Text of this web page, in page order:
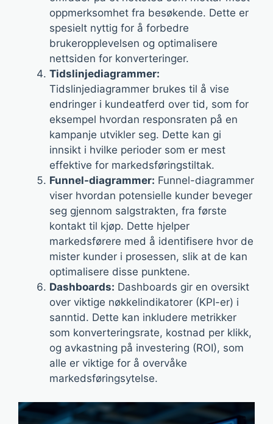
oppmerksomhet fra besøkende. Dette er
spesielt nyttig for å forbedre
brukeropplevelsen og optimalisere
nettsiden for konverteringer.
Tidslinjediagrammer:
Tidslinjediagrammer brukes til å vise
endringer i kundeatferd over tid, som for
eksempel hvordan responsraten på en
kampanje utvikler seg. Dette kan gi
innsikt i hvilke perioder som er mest
effektive for markedsføringstiltak.
Funnel-diagrammer: Funnel-diagrammer
viser hvordan potensielle kunder beveger
seg gjennom salgstrakten, fra første
kontakt til kjøp. Dette hjelper
markedsførere med å identifisere hvor de
mister kunder i prosessen, slik at de kan
optimalisere disse punktene.
Dashboards: Dashboards gir en oversikt
over viktige nøkkelindikatorer (KPI-er) i
sanntid. Dette kan inkludere metrikker
som konverteringsrate, kostnad per klikk,
og avkastning på investering (ROI), som
alle er viktige for å overvåke
markedsføringsytelse.